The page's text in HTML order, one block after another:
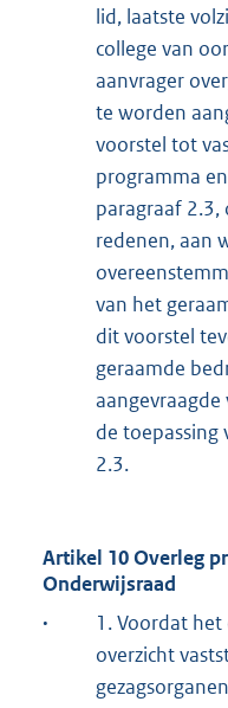
lid, laatste
college van
aanvrager
te worden
voorstel tot
programma
paragraaf 2.3,
redenen, aan
van het
dit voorstel
geraamde
de toepassing
2.3.
Artikel 10 Overleg
Onderwijsraad
·
1. Voordat
overzicht